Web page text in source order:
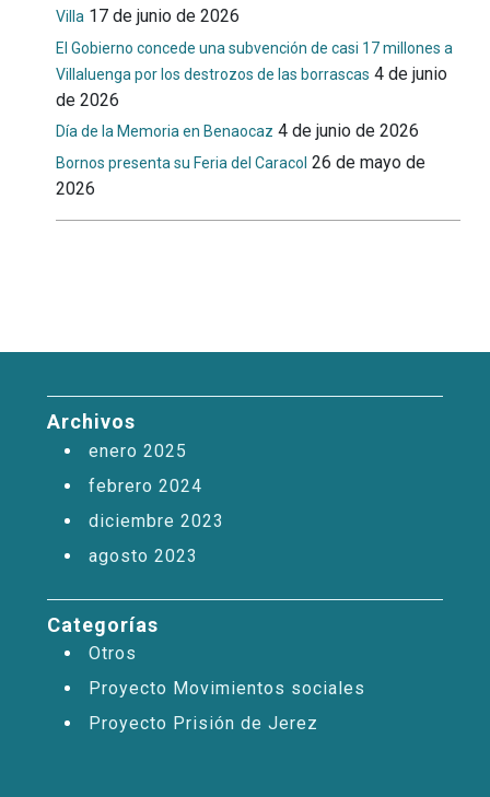
Villa 17 de junio de 2026
El Gobierno concede una subvención de casi 17 millones a
Villaluenga por los destrozos de las borrascas 4 de junio
de 2026
Día de la Memoria en Benaocaz 4 de junio de 2026
Bornos presenta su Feria del Caracol 26 de mayo de
2026
Archivos
enero 2025
febrero 2024
diciembre 2023
agosto 2023
Categorías
Otros
Proyecto Movimientos sociales
Proyecto Prisión de Jerez